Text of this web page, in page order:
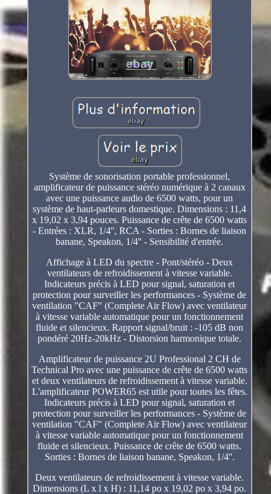
Système de sonorisation portable professionnel,
amplificateur de puissance stéréo numérique à 2 canaux
avec une puissance audio de 6500 watts, pour un
système de haut-parleurs domestique. Dimensions : 11,4
x 19,02 x 3,94 pouces. Puissance de crête de 6500 watts
- Entrées : XLR, 1/4'', RCA - Sorties : Bornes de liaison
banane, Speakon, 1/4'' - Sensibilité d'entrée.
Affichage à LED du spectre - Pont/stéréo - Deux
ventilateurs de refroidissement à vitesse variable.
Indicateurs précis à LED pour signal, saturation et
protection pour surveiller les performances - Système de
ventilation "CAF" (Complete Air Flow) avec ventilateur
à vitesse variable automatique pour un fonctionnement
fluide et silencieux. Rapport signal/bruit : -105 dB non
pondéré 20Hz-20kHz - Distorsion harmonique totale.
Amplificateur de puissance 2U Professional 2 CH de
Technical Pro avec une puissance de crête de 6500 watts
et deux ventilateurs de refroidissement à vitesse variable.
L'amplificateur POWER65 est utile pour toutes les fêtes.
Indicateurs précis à LED pour signal, saturation et
protection pour surveiller les performances - Système de
ventilation "CAF" (Complete Air Flow) avec ventilateur
à vitesse variable automatique pour un fonctionnement
fluide et silencieux. Puissance de crête de 6500 watts.
Sorties : Bornes de liaison banane, Speakon, 1/4''.
Deux ventilateurs de refroidissement à vitesse variable.
Dimensions (L x l x H) : 11,14 po x 19,02 po x 3,94 po.